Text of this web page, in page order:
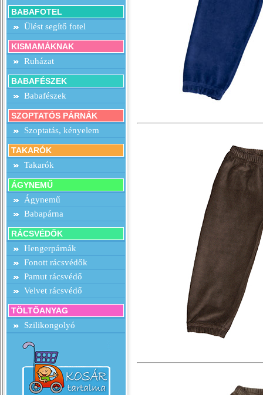
BABAFOTEL
Ülést segítő fotel
KISMAMÁKNAK
Ruházat
BABAFÉSZEK
Babafészek
SZOPTATÓS PÁRNÁK
Szoptatás, kényelem
TAKARÓK
Takarók
ÁGYNEMŰ
Ágynemű
Babapárna
RÁCSVÉDŐK
Hengerpárnák
Fonott rácsvédők
Pamut rácsvédő
Velvet rácsvédő
TÖLTŐANYAG
Szilikongolyó